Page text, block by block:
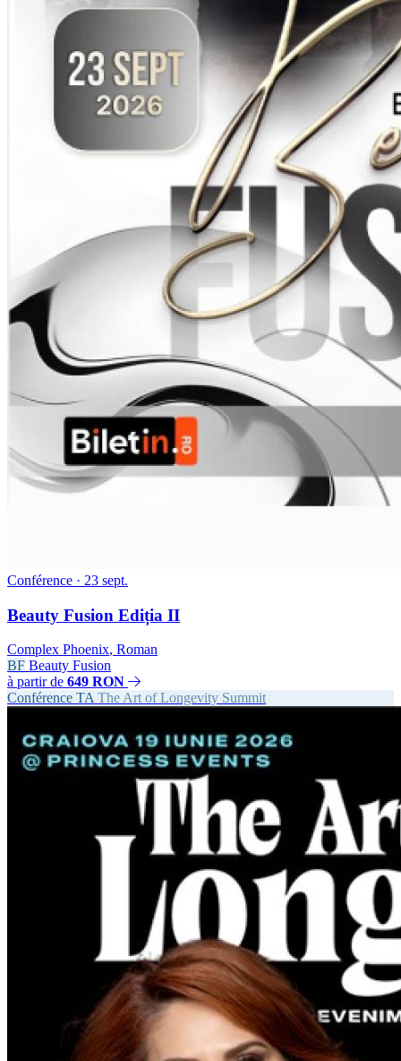
Conférence · 23 sept.
Beauty Fusion Ediția II
Complex Phoenix, Roman
BF Beauty Fusion
à partir de 649 RON
Conférence TA The Art of Longevity Summit